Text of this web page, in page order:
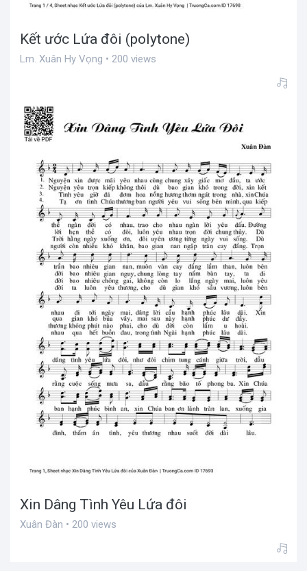
Kết ước Lứa đôi (polytone)
Lm. Xuân Hy Vọng • 200 views
Xin Dâng Tình Yêu Lứa đôi
Xuân Đàn • 200 views